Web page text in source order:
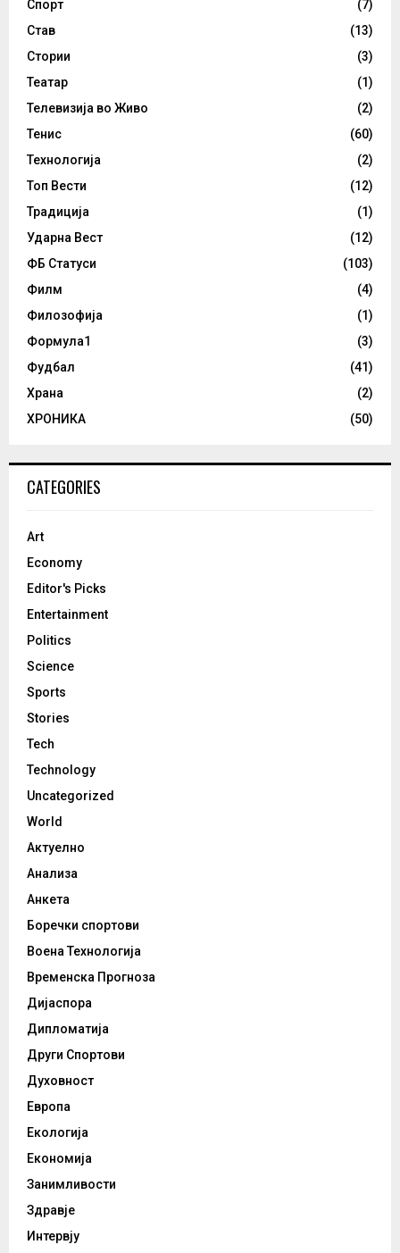
Спорт
(7)
Став
(13)
Стории
(3)
Театар
(1)
Телевизија во Живо
(2)
Тенис
(60)
Технологија
(2)
Топ Вести
(12)
Традиција
(1)
Ударна Вест
(12)
ФБ Статуси
(103)
Филм
(4)
Филозофија
(1)
Формула1
(3)
Фудбал
(41)
Храна
(2)
ХРОНИКА
(50)
CATEGORIES
Art
Economy
Editor's Picks
Entertainment
Politics
Science
Sports
Stories
Tech
Technology
Uncategorized
World
Актуелно
Анализа
Анкета
Боречки спортови
Воена Технологија
Временска Прогноза
Дијаспора
Дипломатија
Други Спортови
Духовност
Европа
Екологија
Економија
Занимливости
Здравје
Интервју